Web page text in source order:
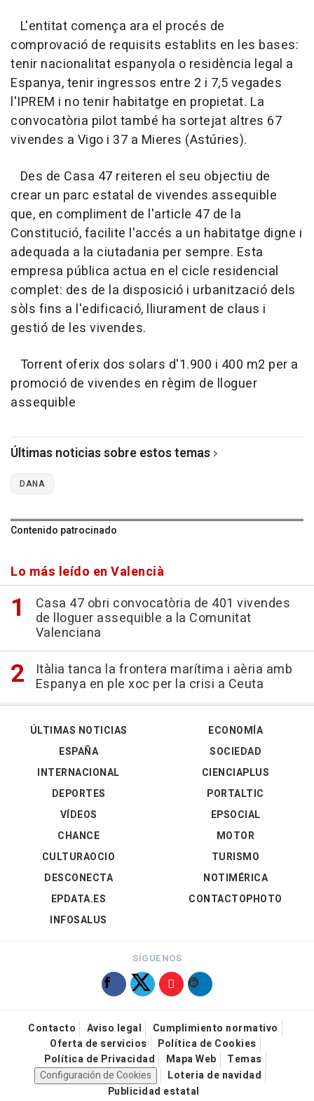
L'entitat comença ara el procés de
comprovació de requisits establits en les bases:
tenir nacionalitat espanyola o residència legal a
Espanya, tenir ingressos entre 2 i 7,5 vegades
l'IPREM i no tenir habitatge en propietat. La
convocatòria pilot també ha sortejat altres 67
vivendes a Vigo i 37 a Mieres (Astúries).
Des de Casa 47 reiteren el seu objectiu de
crear un parc estatal de vivendes assequible
que, en compliment de l'article 47 de la
Constitució, facilite l'accés a un habitatge digne i
adequada a la ciutadania per sempre. Esta
empresa pública actua en el cicle residencial
complet: des de la disposició i urbanització dels
sòls fins a l'edificació, lliurament de claus i
gestió de les vivendes.
Torrent oferix dos solars d'1.900 i 400 m2 per a
promoció de vivendes en règim de lloguer
assequible
Últimas noticias sobre estos temas
DANA
Contenido patrocinado
Lo más leído en Valencià
Casa 47 obri convocatòria de 401 vivendes
de lloguer assequible a la Comunitat
Valenciana
Itàlia tanca la frontera marítima i aèria amb
Espanya en ple xoc per la crisi a Ceuta
ÚLTIMAS NOTICIAS
ESPAÑA
INTERNACIONAL
DEPORTES
VÍDEOS
ECONOMÍA
SOCIEDAD
CIENCIAPLUS
PORTALTIC
EPSOCIAL
CHANCE
CULTURAOCIO
DESCONECTA
EPDATA.ES
INFOSALUS
MOTOR
TURISMO
NOTIMÉRICA
CONTACTOPHOTO
SÍGUENOS
Contacto Aviso legal
Cumplimiento normativo
Oferta de servicios
Política de Cookies
Política de Privacidad
Mapa Web
Temas
Configuración de Cookies
Loteria de navidad
Publicidad estatal